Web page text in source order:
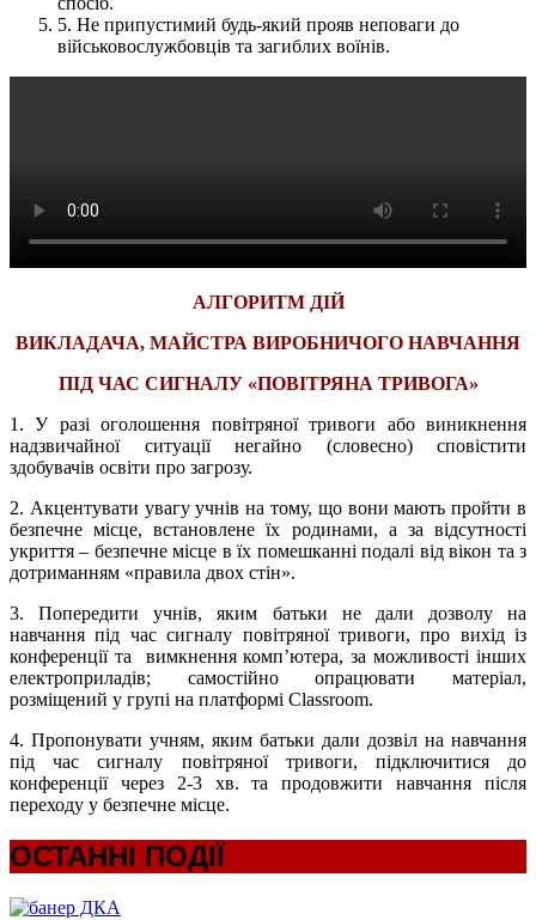
5. Не припустимий будь-який прояв неповаги до
військовослужбовців та загиблих воїнів.
АЛГОРИТМ ДІЙ
ВИКЛАДАЧА, МАЙСТРА ВИРОБНИЧОГО НАВЧАННЯ
ПІД ЧАС СИГНАЛУ «ПОВІТРЯНА ТРИВОГА»
1. У разі оголошення повітряної тривоги або виникнення
надзвичайної ситуації негайно (словесно) сповістити
здобувачів освіти про загрозу.
2. Акцентувати увагу учнів на тому, що вони мають пройти в
безпечне місце, встановлене їх родинами, а за відсутності
укриття – безпечне місце в їх помешканні подалі від вікон та з
дотриманням «правила двох стін».
3. Попередити учнів, яким батьки не дали дозволу на
навчання під час сигналу повітряної тривоги, про вихід із
конференції та вимкнення комп’ютера, за можливості інших
електроприладів; самостійно опрацювати матеріал,
розміщений у групі на платформі Classroom.
4. Пропонувати учням, яким батьки дали дозвіл на навчання
під час сигналу повітряної тривоги, підключитися до
конференції через 2-3 хв. та продовжити навчання після
переходу у безпечне місце.
ОСТАННІ ПОДІЇ